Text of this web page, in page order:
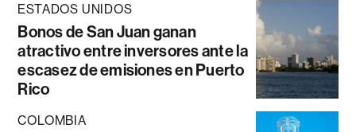
ESTADOS UNIDOS
Bonos de San Juan ganan
atractivo entre inversores ante la
escasez de emisiones en Puerto
Rico
COLOMBIA